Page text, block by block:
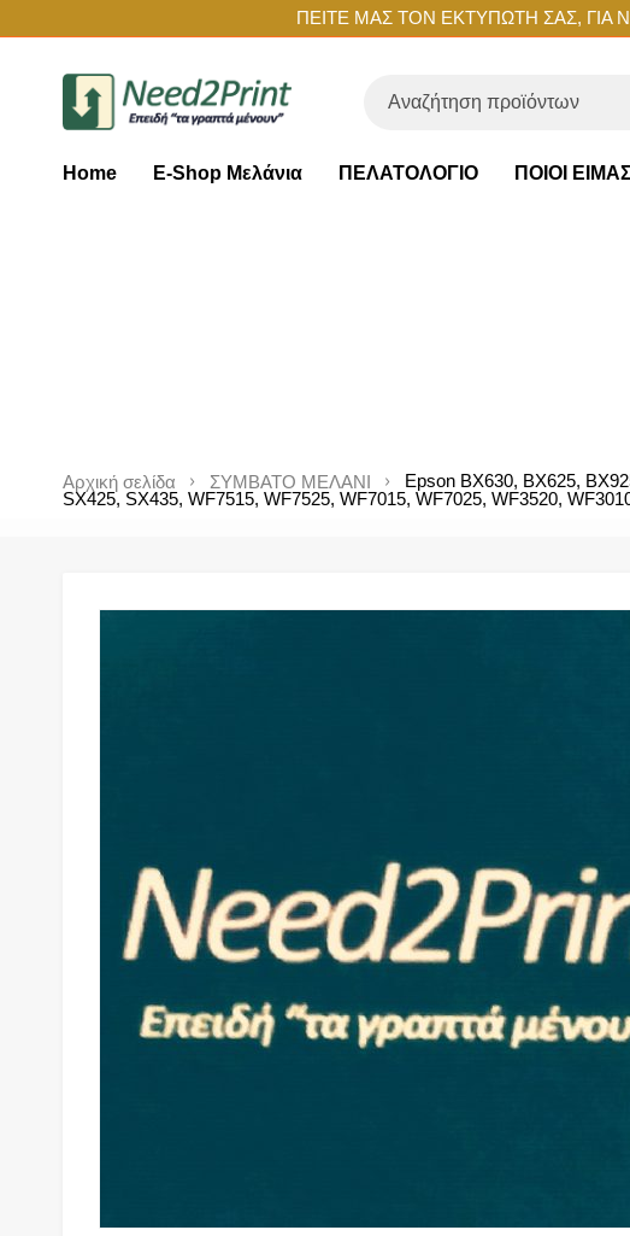
ΠΕΙΤΕ ΜΑΣ ΤΟΝ ΕΚΤΥΠΩΤΗ ΣΑΣ, ΓΙΑ
Home E-Shop Μελάνια ΠΕΛΑΤΟΛΟΓΙΟ ΠΟΙΟΙ
Αρχική σελίδα ΣΥΜΒΑΤΟ ΜΕΛΑΝΙ
Epson BX630, BX625,
SX425, SX435, WF7515, WF7525, WF7015, WF7025, WF3520,